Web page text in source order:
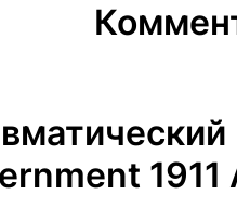
1911